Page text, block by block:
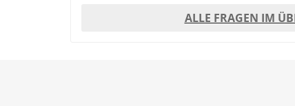
ALLE FRAGEN IM